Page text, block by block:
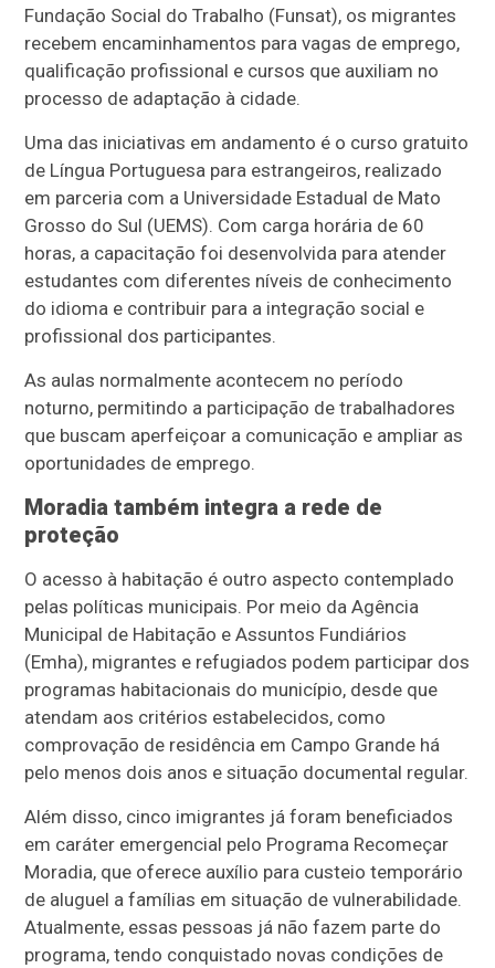
Fundação Social do Trabalho (Funsat), os migrantes
recebem encaminhamentos para vagas de emprego,
qualificação profissional e cursos que auxiliam no
processo de adaptação à cidade.
Uma das iniciativas em andamento é o curso gratuito
de Língua Portuguesa para estrangeiros, realizado
em parceria com a Universidade Estadual de Mato
Grosso do Sul (UEMS). Com carga horária de 60
horas, a capacitação foi desenvolvida para atender
estudantes com diferentes níveis de conhecimento
do idioma e contribuir para a integração social e
profissional dos participantes.
As aulas normalmente acontecem no período
noturno, permitindo a participação de trabalhadores
que buscam aperfeiçoar a comunicação e ampliar as
oportunidades de emprego.
Moradia também integra a rede de
proteção
O acesso à habitação é outro aspecto contemplado
pelas políticas municipais. Por meio da Agência
Municipal de Habitação e Assuntos Fundiários
(Emha), migrantes e refugiados podem participar dos
programas habitacionais do município, desde que
atendam aos critérios estabelecidos, como
comprovação de residência em Campo Grande há
pelo menos dois anos e situação documental regular.
Além disso, cinco imigrantes já foram beneficiados
em caráter emergencial pelo Programa Recomeçar
Moradia, que oferece auxílio para custeio temporário
de aluguel a famílias em situação de vulnerabilidade.
Atualmente, essas pessoas já não fazem parte do
programa, tendo conquistado novas condições de